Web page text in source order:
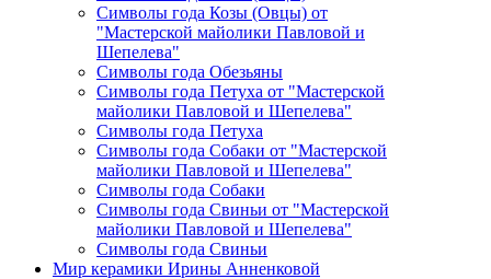
Символы года Козы (Овцы) от
"Мастерской майолики Павловой и
Шепелева"
Символы года Обезьяны
Символы года Петуха от "Мастерской
майолики Павловой и Шепелева"
Символы года Петуха
Символы года Собаки от "Мастерской
майолики Павловой и Шепелева"
Символы года Собаки
Символы года Свиньи от "Мастерской
майолики Павловой и Шепелева"
Символы года Свиньи
Мир керамики Ирины Анненковой